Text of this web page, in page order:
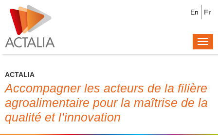
Fr
En
ACTALIA
Accompagner les acteurs de la filière
agroalimentaire pour la maîtrise de la
qualité et l’innovation